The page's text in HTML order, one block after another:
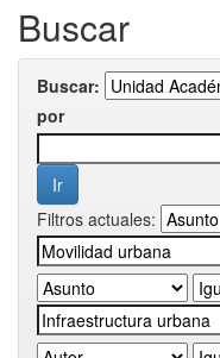
Buscar
Buscar:
por
Filtros actuales: